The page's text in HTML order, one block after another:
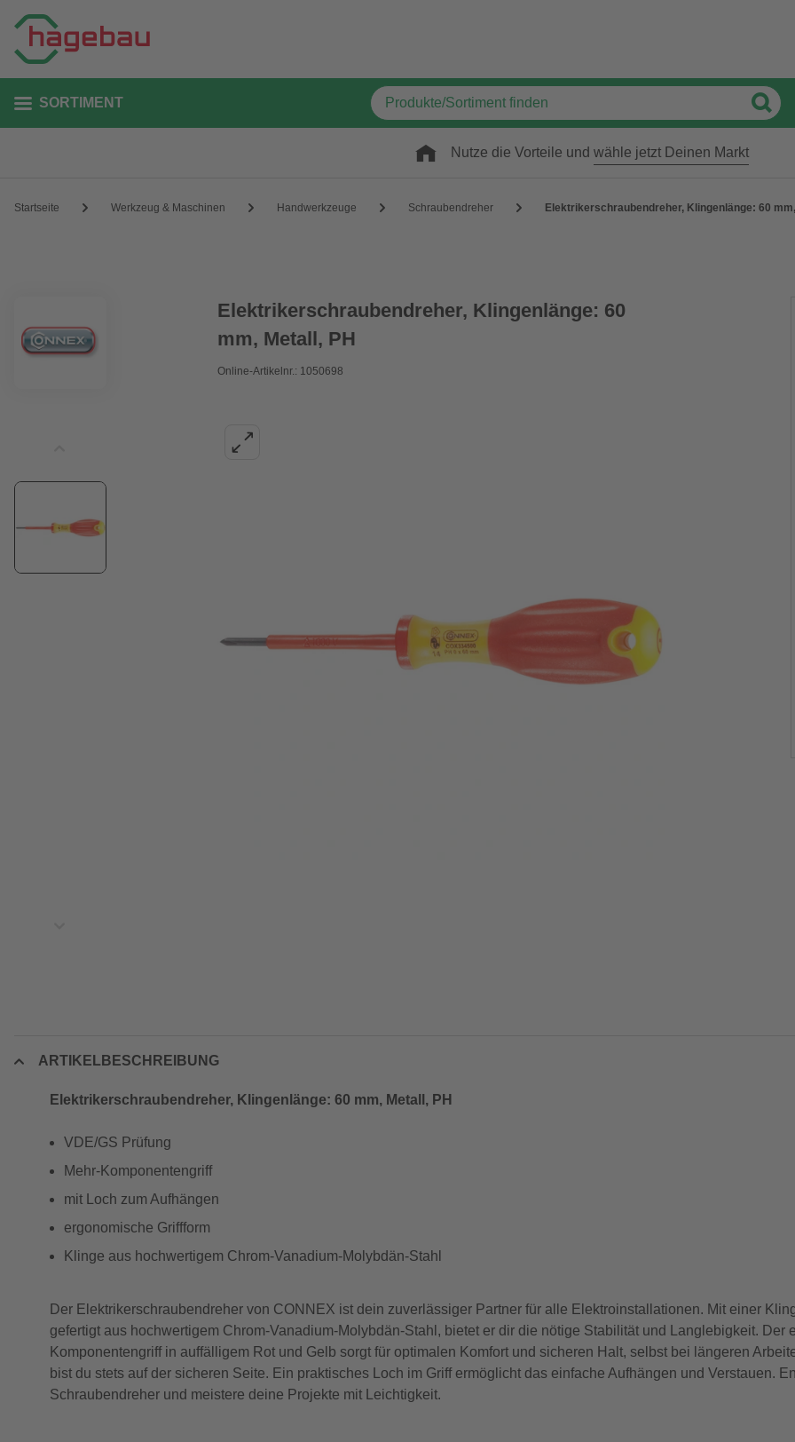
SORTIMENT
Nutze die Vorteile und wähle jetzt Deinen Markt
Startseite Werkzeug & Maschinen Handwerkzeuge Schraubendreher Elektrikerschraubendreher, Klingenlänge: 60 mm,
Elektrikerschraubendreher, Klingenlänge: 60
mm, Metall, PH
Online-Artikelnr.: 1050698
ARTIKELBESCHREIBUNG
Elektrikerschraubendreher, Klingenlänge: 60 mm, Metall, PH
VDE/GS Prüfung
Mehr-Komponentengriff
mit Loch zum Aufhängen
ergonomische Griffform
Klinge aus hochwertigem Chrom-Vanadium-Molybdän-Stahl
Der Elektrikerschraubendreher von CONNEX ist dein zuverlässiger Partner für alle Elektroinstallationen. Mit einer
gefertigt aus hochwertigem Chrom-Vanadium-Molybdän-Stahl, bietet er dir die nötige Stabilität und Langlebigkeit. Der
Komponentengriff in auffälligem Rot und Gelb sorgt für optimalen Komfort und sicheren Halt, selbst bei längeren
bist du stets auf der sicheren Seite. Ein praktisches Loch im Griff ermöglicht das einfache Aufhängen und Verstauen.
Schraubendreher und meistere deine Projekte mit Leichtigkeit.